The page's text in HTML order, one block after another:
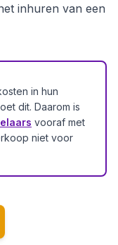
inhuren van een
in hun
dit. Daarom is
vooraf met
niet voor